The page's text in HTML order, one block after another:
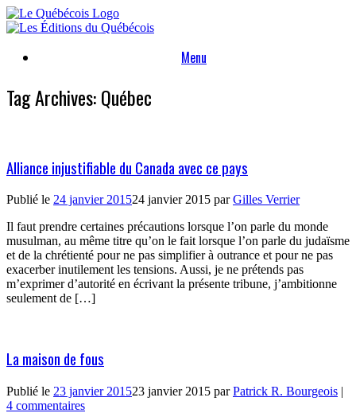
Skip
to
Menu
Tag Archives:Québec
Alliance injustifiable du Canada avec ce pays
Publié le 24 janvier 201524 janvier 2015 parGilles Verrier
Il faut prendre certaines précautions lorsque l’on parle du monde
musulman, au même titre qu’on le fait lorsque l’on parle du judaïsme
et de la chrétienté pour ne pas simplifier à outrance et pour ne pas
exacerber inutilement les tensions. Aussi, je ne prétends pas
m’exprimer d’autorité en écrivant la présente tribune, j’ambitionne
seulement de […]
La maison de fous
Publié le 23 janvier 201523 janvier 2015 parPatrick R. Bourgeois |
4 commentaires